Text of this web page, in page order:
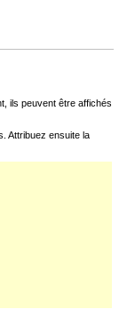
ils peuvent être affichés
Attribuez ensuite la